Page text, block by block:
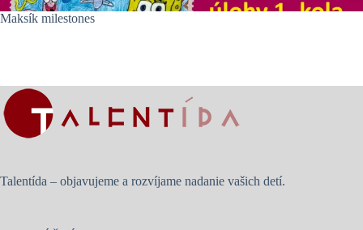
Maksík milestones
Talentída – objavujeme a rozvíjame nadanie vašich detí.